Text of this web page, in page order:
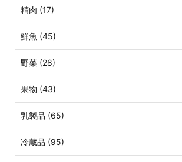
精肉 (17)
鮮魚 (45)
野菜 (28)
果物 (43)
乳製品 (65)
冷蔵品 (95)